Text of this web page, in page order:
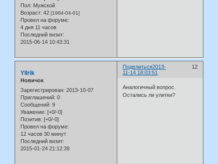
Пол: Мужской
Возраст: 42 [1984-04-01]
Провел на форуме:
4 дня 11 часов
Последний визит:
2015-06-14 10:43:31
Поделиться 12
2013-
11-14 18:03:51
Yllrik
Новичок
Зарегистрирован: 2013-10-07
Приглашений: 0
Сообщений: 9
Уважение: [+0/-0]
Позитив: [+0/-0]
Провел на форуме:
12 часов 30 минут
Последний визит:
2015-01-24 21:12:39
Аналогичный вопрос.
Остались ли улитки?